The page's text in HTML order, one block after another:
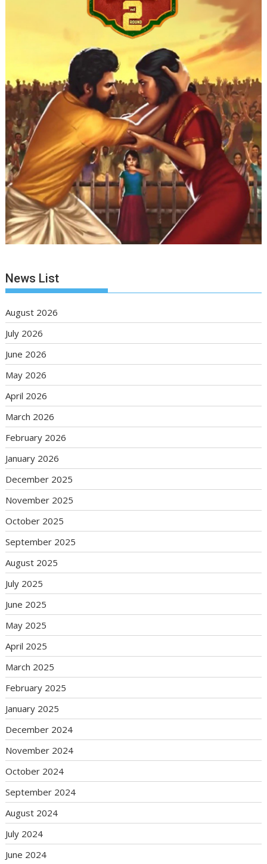
News List
August 2026
July 2026
June 2026
May 2026
April 2026
March 2026
February 2026
January 2026
December 2025
November 2025
October 2025
September 2025
August 2025
July 2025
June 2025
May 2025
April 2025
March 2025
February 2025
January 2025
December 2024
November 2024
October 2024
September 2024
August 2024
July 2024
June 2024